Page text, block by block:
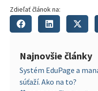
Zdieľať článok na:
Najnovšie články
Systém EduPage a
súťaží. Ako na to?